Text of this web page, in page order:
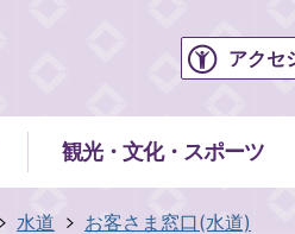
アクセ
観光・文化・スポーツ
水道
お客さま窓口(水道)